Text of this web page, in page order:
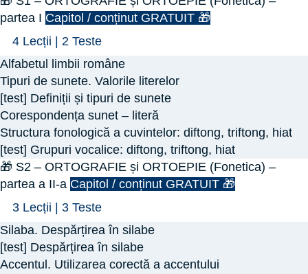
partea I Capitol / conținut GRATUIT 🎁
Arată
🎁
S1
–
ORTOGRAFIE
și
ORTOEPIE
(Fonetica)
–
I
4 Lecții | 2 Teste
Alfabetul limbii române
Tipuri de sunete. Valorile literelor
[test] Definiții și tipuri de sunete
Corespondența sunet – literă
Structura fonologică a cuvintelor: diftong, triftong, hiat
[test] Grupuri vocalice: diftong, triftong, hiat
🎁 S2 – ORTOGRAFIE și ORTOEPIE (Fonetica) –
partea a II-a Capitol / conținut GRATUIT 🎁
Arată
🎁
S2
–
ORTOGRAFIE
3 Lecții
3 Teste
Silaba. Despărțirea în silabe
[test] Despărțirea în silabe
Accentul. Utilizarea corectă a accentului